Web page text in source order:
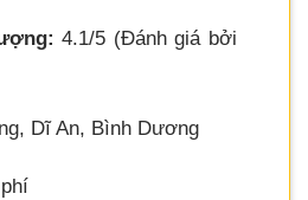
4.1/5 (Đánh giá bởi
Dĩ An, Bình Dương